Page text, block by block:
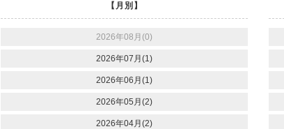
【月別】
2026年08月(0)
2026年07月(1)
2026年06月(1)
2026年05月(2)
2026年04月(2)